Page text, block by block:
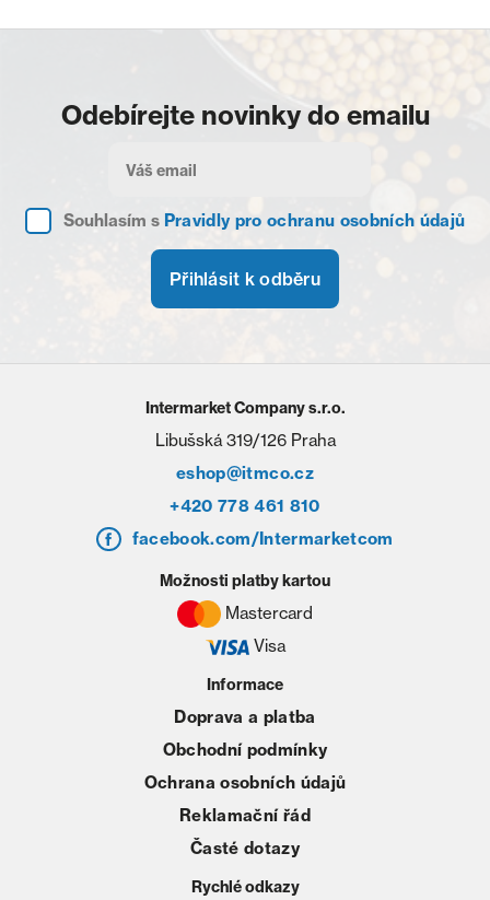
Odebírejte novinky do emailu
Souhlasím s Pravidly pro ochranu osobních údajů
Přihlásit k odběru
Intermarket Company s.r.o.
Libušská 319/126 Praha
eshop@itmco.cz
+420 778 461 810
facebook.com/Intermarketcom
Informace
Doprava a platba
Obchodní podmínky
Ochrana osobních údajů
Reklamační řád
Časté dotazy
Rychlé odkazy
Možnosti platby kartou
Mastercard
Visa